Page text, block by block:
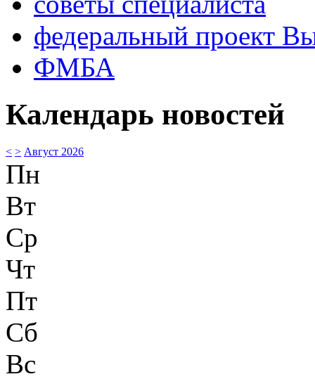
федеральный проект
ФМБА
Календарь новостей
< > Август 2026
Пн
Вт
Ср
Чт
Пт
Сб
Вс